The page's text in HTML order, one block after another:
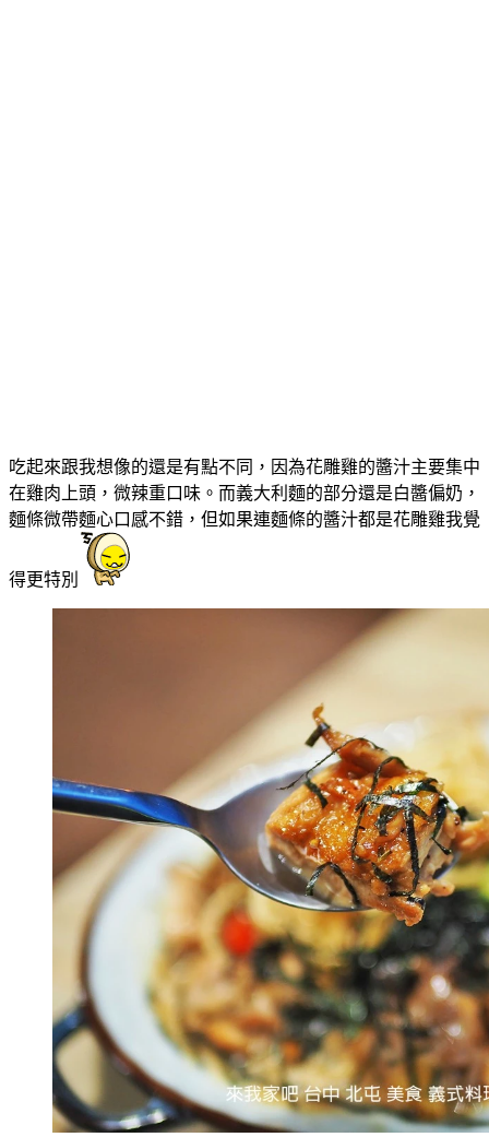
吃起來跟我想像的還是有點不同，因為花雕雞的醬汁主要集中
在雞肉上頭，微辣重口味。而義大利麵的部分還是白醬偏奶，
麵條微帶麵心口感不錯，但如果連麵條的醬汁都是花雕雞我覺
得更特別